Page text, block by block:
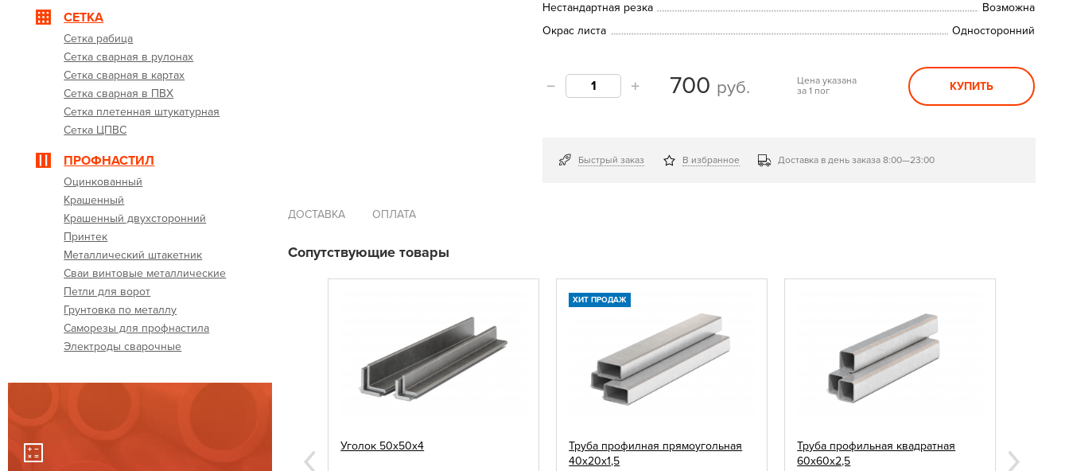
СЕТКА
Сетка рабица
Сетка сварная в рулонах
Сетка сварная в картах
Сетка сварная в ПВХ
Сетка плетенная штукатурная
Сетка ЦПВС
ПРОФНАСТИЛ
Оцинкованный
Крашенный
Крашенный двухсторонний
Принтек
Металлический штакетник
Сваи винтовые металлические
Петли для ворот
Грунтовка по металлу
Саморезы для профнастила
Электроды сварочные
Нестандартная резка
Возможна
Окрас листа
Односторонний
700 руб.
Цена указана
за 1 пог
КУПИТЬ
Быстрый заказ В избранное Доставка в день заказа 8:00—23:00
ДОСТАВКА ОПЛАТА
Сопутствующие товары
5,5х19 Уголок 50х50х4
ХИТ ПРОДАЖ
Труба профилная прямоугольная
40х20х1,5
Труба профильная квадратная
60х60х2,5